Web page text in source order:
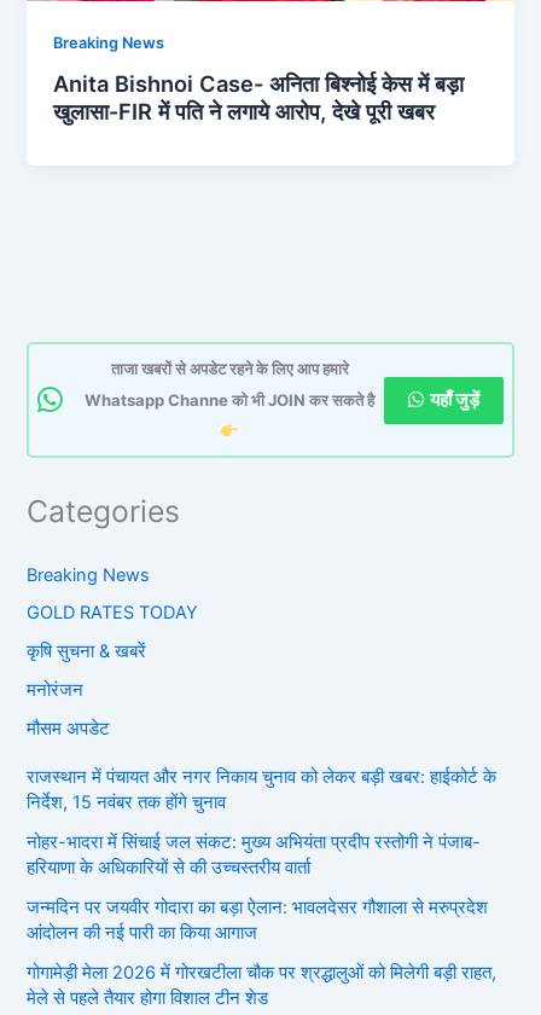
Breaking News
Anita Bishnoi Case- अनिता बिश्नोई केस में बड़ा
खुलासा-FIR में पति ने लगाये आरोप, देखे पूरी खबर
ताजा खबरों से अपडेट रहने के लिए आप हमारे
Whatsapp Channe को भी JOIN कर सकते है
यहाँ जुड़ें
Categories
Breaking News
GOLD RATES TODAY
कृषि सुचना & खबरें
मनोरंजन
मौसम अपडेट
राजस्थान में पंचायत और नगर निकाय चुनाव को लेकर बड़ी खबर: हाईकोर्ट के
निर्देश, 15 नवंबर तक होंगे चुनाव
नोहर-भादरा में सिंचाई जल संकट: मुख्य अभियंता प्रदीप रस्तोगी ने पंजाब-
हरियाणा के अधिकारियों से की उच्चस्तरीय वार्ता
जन्मदिन पर जयवीर गोदारा का बड़ा ऐलान: भावलदेसर गौशाला से मरुप्रदेश
आंदोलन की नई पारी का किया आगाज
गोगामेड़ी मेला 2026 में गोरखटीला चौक पर श्रद्धालुओं को मिलेगी बड़ी राहत,
मेले से पहले तैयार होगा विशाल टीन शेड